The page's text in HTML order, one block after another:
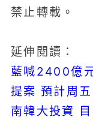
禁止轉載。
延伸閱讀：
藍喊2400億
提案 預計周
南韓大投資